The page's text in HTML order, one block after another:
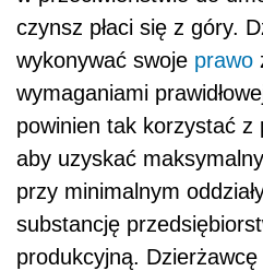
czynsz płaci się z góry.
wykonywać swoje prawo
wymaganiami
powinien tak korzystać z
aby uzyskać
przy minimalnym
substancję
produkcyjną. Dzierżawcę